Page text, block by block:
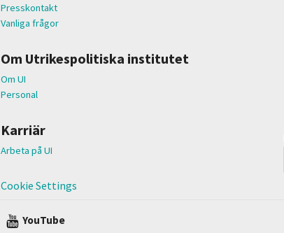
Presskontakt
Vanliga frågor
Om Utrikespolitiska institutet
Om UI
Personal
Karriär
Arbeta på UI
Cookie Settings
YouTube